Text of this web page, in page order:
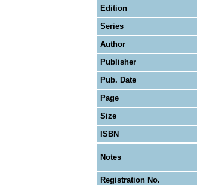
Edition
Series
Author
Publisher
Pub. Date
Page
Size
ISBN
Notes
Registration No.